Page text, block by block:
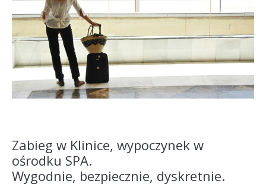
Zabieg w Klinice, wypoczynek w
ośrodku SPA.
Wygodnie, bezpiecznie, dyskretnie.